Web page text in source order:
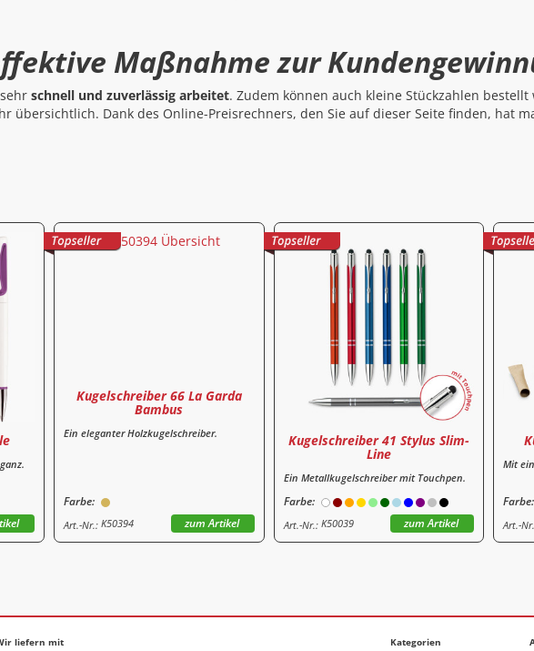
Maßnahme zur
schnell und zuverlässig arbeitet. Zudem können auch kleine Stückzahlen
übersichtlich. Dank des Online-Preisrechners, den Sie auf dieser Seite finden, hat
Kugelschreiber 66 La Garda
Bambus
Ein eleganter Holzkugelschreiber.
Farbe:
Art.-Nr.:K50394 zum Artikel
Kugelschreiber 41 Stylus Slim-
Line
Ein Metallkugelschreiber mit Touchpen.
Farbe:
Art.-Nr.: K50039 zum Artikel
Mit
Farbe:
Art.-
liefern mit Kategorien